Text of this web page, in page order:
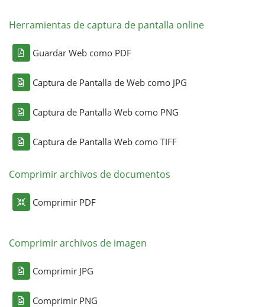
Herramientas de captura de pantalla online
Guardar Web como PDF
Captura de Pantalla de Web como JPG
Captura de Pantalla Web como PNG
Captura de Pantalla Web como TIFF
Comprimir archivos de documentos
Comprimir PDF
Comprimir archivos de imagen
Comprimir JPG
Comprimir PNG